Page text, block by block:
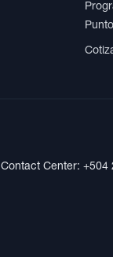
Contact Center: +504